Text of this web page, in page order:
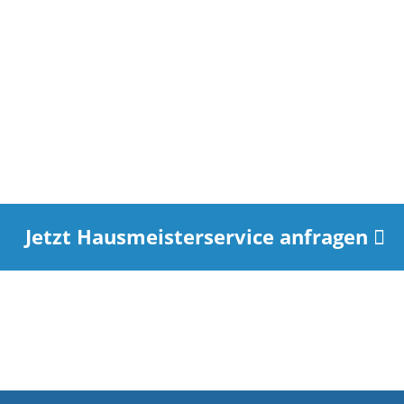
Jetzt Hausmeisterservice anfragen